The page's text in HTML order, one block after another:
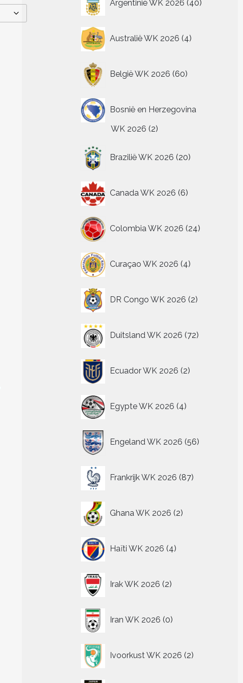
Argentinië WK 2026 40
producten
Australië WK 2026 4
producten
België WK 2026 60
producten
Bosnië en Herzegovina
WK 2026 22
Brazilië WK 2026 20
producten
Canada WK 2026 6
producten
Colombia WK 2026 24
producten
Curaçao WK 2026 4
producten
DR Congo WK 2026 2
producten
Duitsland WK 2026 72
producten
Ecuador WK 2026 2
producten
Egypte WK 2026 4
producten
Engeland WK 2026 56
producten
Frankrijk WK 2026 87
producten
Ghana WK 2026 2
producten
Haïti WK 2026 4
producten
Irak WK 2026 2
producten
Iran WK 2026 0
producten
Ivoorkust WK 2026 2
producten